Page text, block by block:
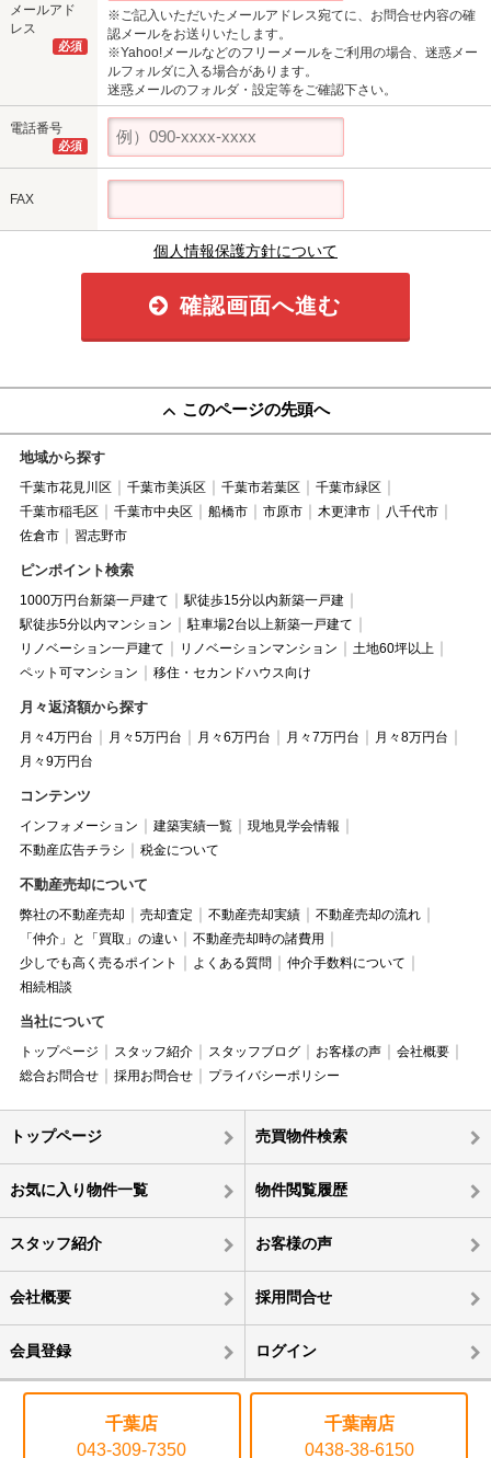
メールアド
レス
必須
※ご記入いただいたメールアドレス宛てに、お問合せ内容の確
認メールをお送りいたします。
※Yahoo!メールなどのフリーメールをご利用の場合、迷惑メー
ルフォルダに入る場合があります。
迷惑メールのフォルダ・設定等をご確認下さい。
電話番号
必須
FAX
個人情報保護方針について
確認画面へ進む
このページの先頭へ
地域から探す
千葉市花見川区 千葉市美浜区 千葉市若葉区
千葉市緑区
千葉市稲毛区
千葉市中央区 船橋市 市原市 木更津市
八千代市
佐倉市
習志野市
ピンポイント検索
1000万円台新築一戸建て
駅徒歩15分以内新築一戸建
駅徒歩5分以内マンション
駐車場2台以上新築一戸建て
リノベーション一戸建て
リノベーションマンション
土地60坪以上
ペット可マンション
移住・セカンドハウス向け
月々返済額から探す
月々4万円台 月々5万円台 月々6万円台 月々7万円台
月々8万円台
月々9万円台
コンテンツ
インフォメーション 建築実績一覧
現地見学会情報
不動産広告チラシ
税金について
不動産売却について
弊社の不動産売却 売却査定 不動産売却実績
不動産売却の流れ
「仲介」と「買取」の違い
不動産売却時の諸費用
少しでも高く売るポイント
よくある質問
仲介手数料について
相続相談
当社について
トップページ スタッフ紹介 スタッフブログ お客様の声
会社概要
総合お問合せ
採用お問合せ プライバシーポリシー
トップページ 売買物件検索
お気に入り物件一覧 物件閲覧履歴
スタッフ紹介 お客様の声
会社概要 採用問合せ
会員登録 ログイン
千葉店
043-309-7350
千葉南店
0438-38-6150